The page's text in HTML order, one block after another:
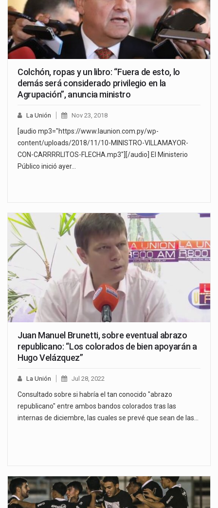
Colchón, ropas y un libro: “Fuera de esto, lo
demás será considerado privilegio en la
Agrupación”, anuncia ministro
La Unión Nov 23, 2018
[audio mp3="https://www.launion.com.py/wp-
content/uploads/2018/11/10-MINISTRO-VILLAMAYOR-
CON-CARRRRLITOS-FLECHA.mp3"][/audio] El Ministerio
Público inició ayer…
Juan Manuel Brunetti, sobre eventual abrazo
republicano: “Los colorados de bien apoyarán a
Hugo Velázquez”
La Unión Jul 28, 2022
Consultado sobre si habría el tan conocido "abrazo
republicano" entre ambos bandos colorados tras las
internas de diciembre, las cuales se prevé que sean de las…